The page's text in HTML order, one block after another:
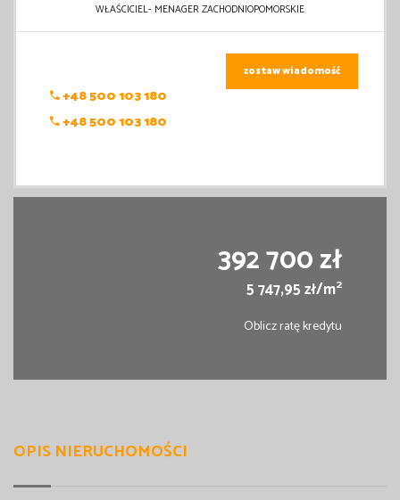
WŁAŚCICIEL- MENAGER ZACHODNIOPOMORSKIE
+48 500 103 180
+48 500 103 180
zostaw wiadomość
392 700 zł
5 747,95 zł/m2
Oblicz ratę kredytu
OPIS NIERUCHOMOŚCI